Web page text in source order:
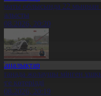
облысында 22 мыңнан
20:20
жолаушы мінген
көтерілді
20:19